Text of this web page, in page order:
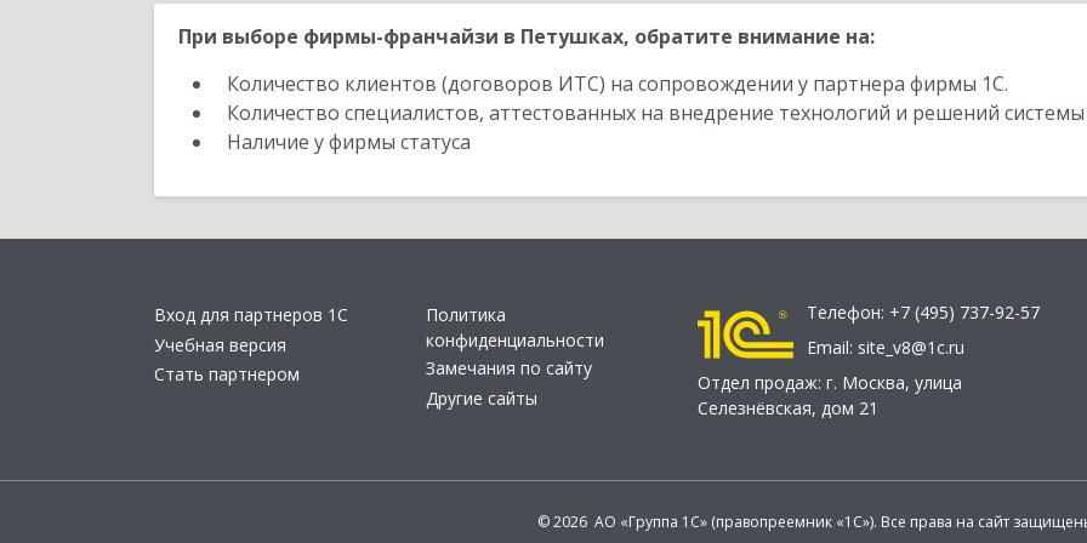
При выборе фирмы-франчайзи в Петушках, обратите внимание на:
Количество клиентов (договоров ИТС) на сопровождении у партнера фирмы 1С.
Количество специалистов, аттестованных на внедрение технологий и решений
Наличие у фирмы статуса
Вход для партнеров 1С
Учебная версия
Стать партнером
Политика
конфиденциальности
Замечания по сайту
Другие сайты
Телефон: +7 (495) 737-92-57
Email: site_v8@1c.ru
Отдел продаж: г. Москва, улица
Селезнёвская, дом 21
© 2026 АО «Группа 1С» (правопреемник «1С»). Все права на сайт